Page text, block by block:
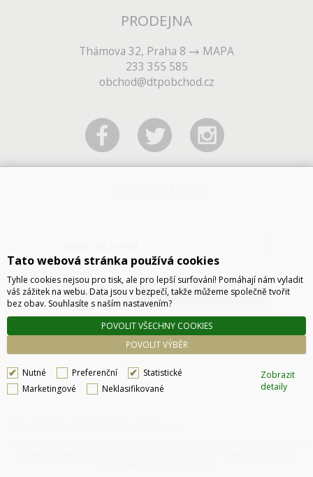
PRODEJNA
Thámova 32, Praha 8
MAPA
233 355 585
obchod@dtpobchod.cz
ODESLAT
Tato webová stránka používá cookies
Tyhle cookies nejsou pro tisk, ale pro lepší surfování! Pomáhají nám vyladit
váš zážitek na webu. Data jsou v bezpečí, takže můžeme společně tvořit
bez obav. Souhlasíte s naším nastavením?
POVOLIT VÝBĚR
POVOLIT VŠECHNY COOKIES
Nutné Preferenční
Statistické
Marketingové
Neklasifikované
Zobrazit
detaily